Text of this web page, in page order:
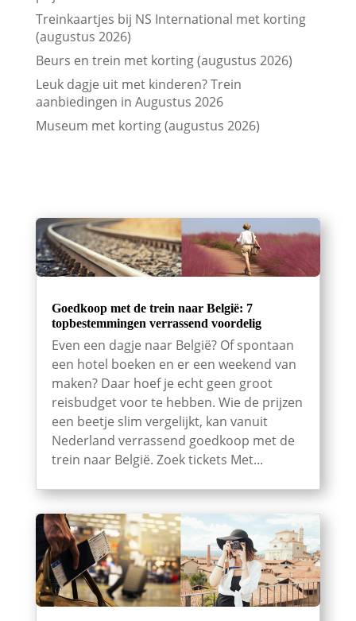
Treinkaartjes bij NS International met korting
(augustus 2026)
Beurs en trein met korting (augustus 2026)
Leuk dagje uit met kinderen? Trein
aanbiedingen in Augustus 2026
Museum met korting (augustus 2026)
Goedkoop met de trein naar België: 7
topbestemmingen verrassend voordelig
Even een dagje naar België? Of spontaan
een hotel boeken en er een weekend van
maken? Daar hoef je echt geen groot
reisbudget voor te hebben. Wie de prijzen
een beetje slim vergelijkt, kan vanuit
Nederland verrassend goedkoop met de
trein naar België. Zoek tickets Met...